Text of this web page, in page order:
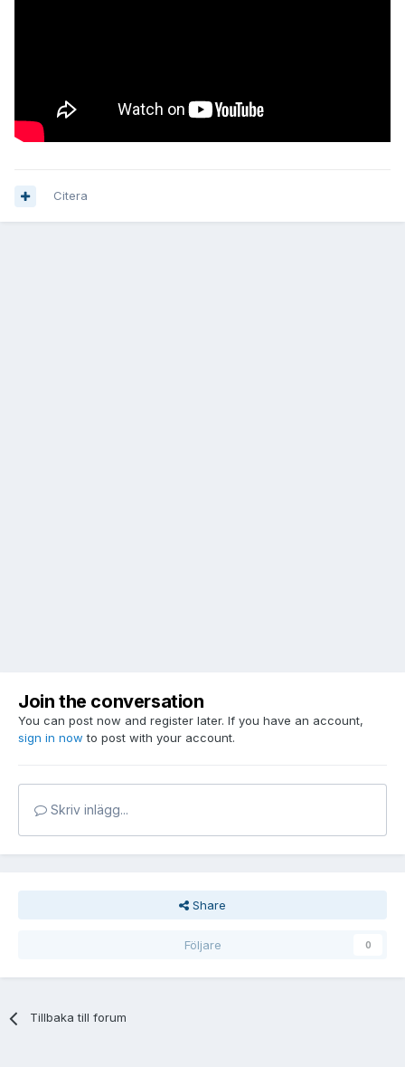
Citera
Join the conversation
You can post now and register later. If you have an account,
sign in now to post with your account.
Skriv inlägg...
Share
Följare 0
Tillbaka till forum